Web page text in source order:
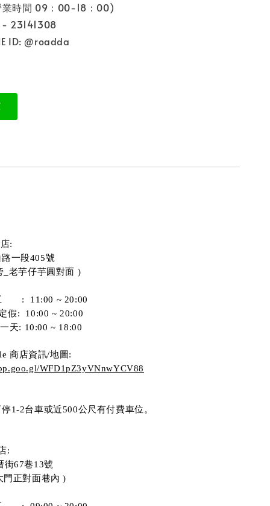
：00-18：00)
23141308
ID: @roadda
:
一段405號
_老芋仔芋圓對面 )
:  11:00 ~ 20:00
假:  10:00 ~ 20:00
天: 10:00 ~ 18:00
商店資訊/地圖:
WFD1pZ3yVNnwYCV88
1-2台車或近500公尺有付費車位。
:
街67巷13號
門正對面巷內 )